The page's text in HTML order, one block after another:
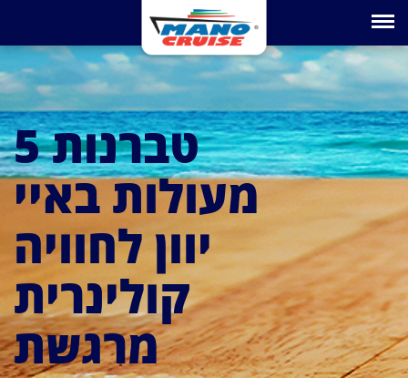
Toggle
5 טברנות
מעולות באיי
יוון לחוויה
קולינרית
מרגשת